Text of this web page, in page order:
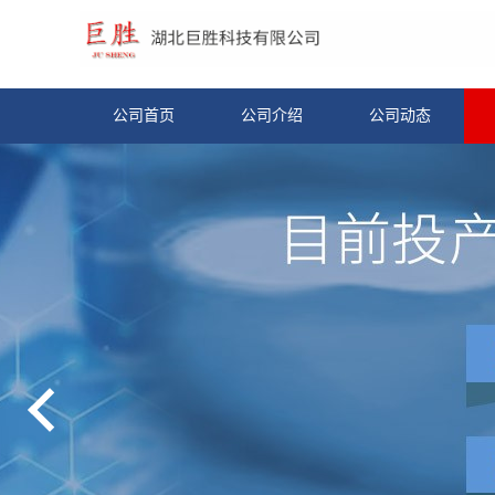
公司首页 公司介绍 公司动态